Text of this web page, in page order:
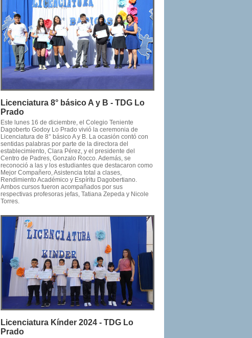
Licenciatura 8° básico A y B - TDG Lo
Prado
Este lunes 16 de diciembre, el Colegio Teniente
Dagoberto Godoy Lo Prado vivió la ceremonia de
Licenciatura de 8° básico A y B. La ocasión contó con
sentidas palabras por parte de la directora del
establecimiento, Clara Pérez, y el presidente del
Centro de Padres, Gonzalo Rocco. Además, se
reconoció a las y los estudiantes que destacaron como
Mejor Compañero, Asistencia total a clases,
Rendimiento Académico y Espíritu Dagobertiano.
Ambos cursos fueron acompañados por sus
respectivas profesoras jefas, Tatiana Zepeda y Nicole
Torres.
Licenciatura Kínder 2024 - TDG Lo
Prado